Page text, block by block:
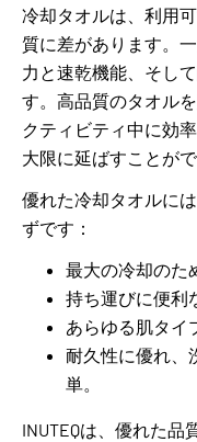
冷却タオルは、利用
質に差があります。
力と速乾機能、そし
す。高品質のタオル
クティビティ中に効
大限に延ばすことがで
優れた冷却タオルに
ずです：
最大の冷却のた
持ち運びに便利
あらゆる肌タイ
耐久性に優れ、
単。
INUTEQは、優れた